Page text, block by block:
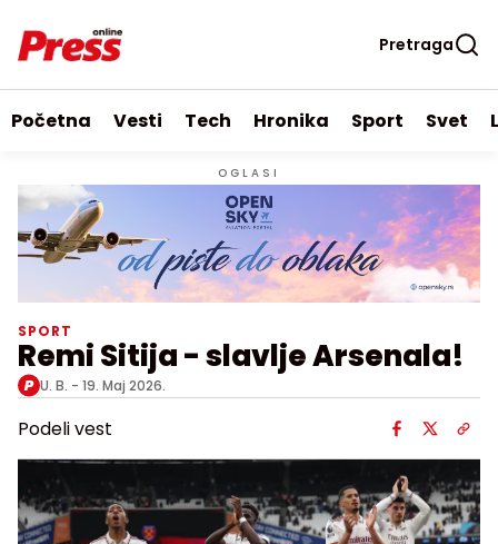
Pretraga
Početna Vesti Tech Hronika Sport Svet
OGLASI
SPORT
Remi Sitija - slavlje Arsenala!
U. B. - 19. Maj 2026.
Podeli vest